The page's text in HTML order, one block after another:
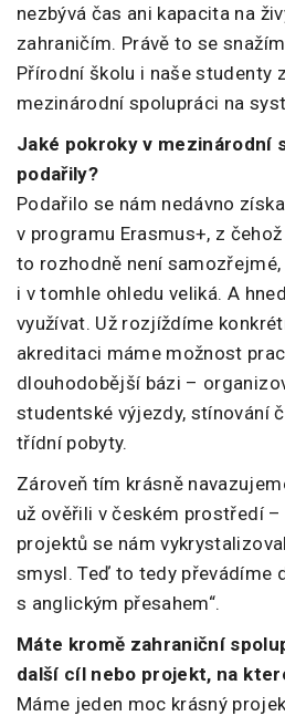
nezbývá čas ani kapacita na
zahraničím. Právě to se
Přírodní školu i naše studenty
mezinárodní spolupráci na
Jaké pokroky v mezinárodní
podařily?
Podařilo se nám nedávno
v programu Erasmus+, z
to rozhodně není
i v tomhle ohledu veliká. A
využívat. Už rozjíždíme
akreditaci máme možnost
dlouhodobější bázi –
studentské výjezdy, stínování
třídní pobyty.
Zároveň tím krásně
už ověřili v českém prostředí
projektů se nám
smysl. Teď to tedy převádíme
s anglickým přesahem“.
Máte kromě zahraniční
další cíl nebo projekt, na
Máme jeden moc krásný